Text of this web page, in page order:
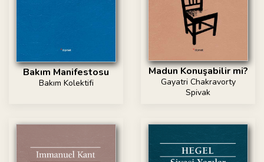
Bakım Manifestosu
Bakım Kolektifi
Madun Konuşabilir mi?
Gayatri Chakravorty
Spivak